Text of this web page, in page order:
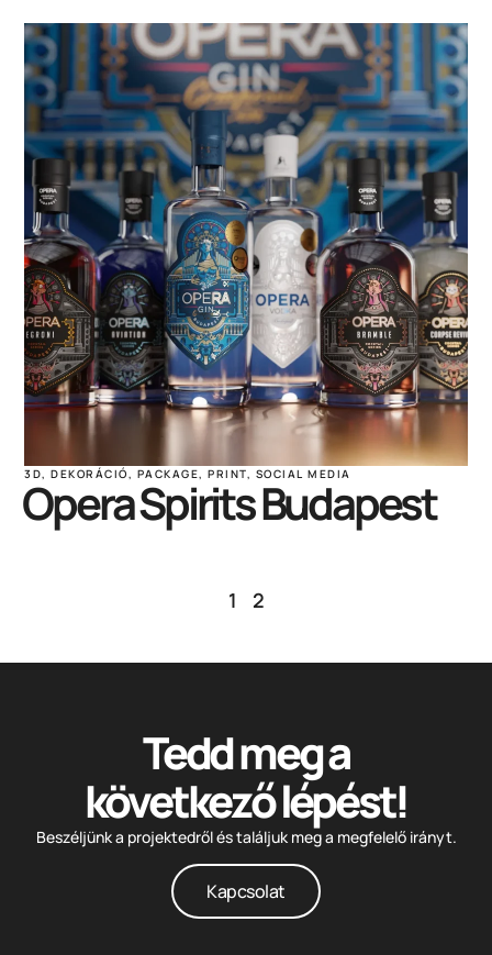
3D,DEKORÁCIÓ , PACKAGE,PRINT, SOCIAL MEDIA
Opera Spirits Budapest
1 2
Tedd meg a
következő lépést!
Beszéljünk a projektedről és találjuk meg a megfelelő irányt.
Kapcsolat